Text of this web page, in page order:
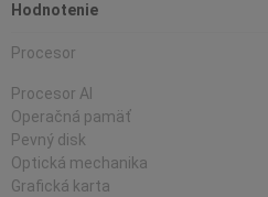
Hodnotenie
Procesor
Procesor AI
Operačná pamäť
Pevný disk
Optická mechanika
Grafická karta